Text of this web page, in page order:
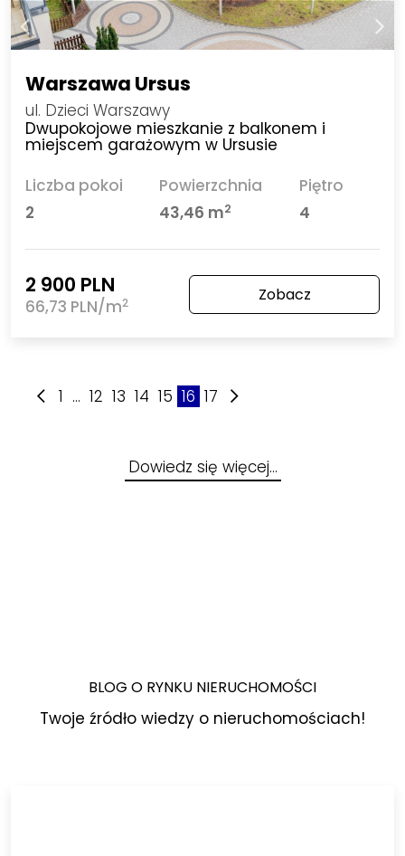
Warszawa Ursus
ul. Dzieci Warszawy
Dwupokojowe mieszkanie z balkonem i
miejscem garażowym w Ursusie
Liczba pokoi
2
Powierzchnia
43,46 m2
Piętro
4
2 900 PLN
66,73 PLN/m2 Zobacz
1 ... 12 13 14 15 16 17
Dowiedz się więcej…
BLOG O RYNKU NIERUCHOMOŚCI
Twoje źródło wiedzy o nieruchomościach!